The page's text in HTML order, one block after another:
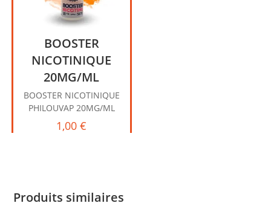
BOOSTER
NICOTINIQUE
20MG/ML
BOOSTER NICOTINIQUE
PHILOUVAP 20MG/ML
1,00€
Produits similaires